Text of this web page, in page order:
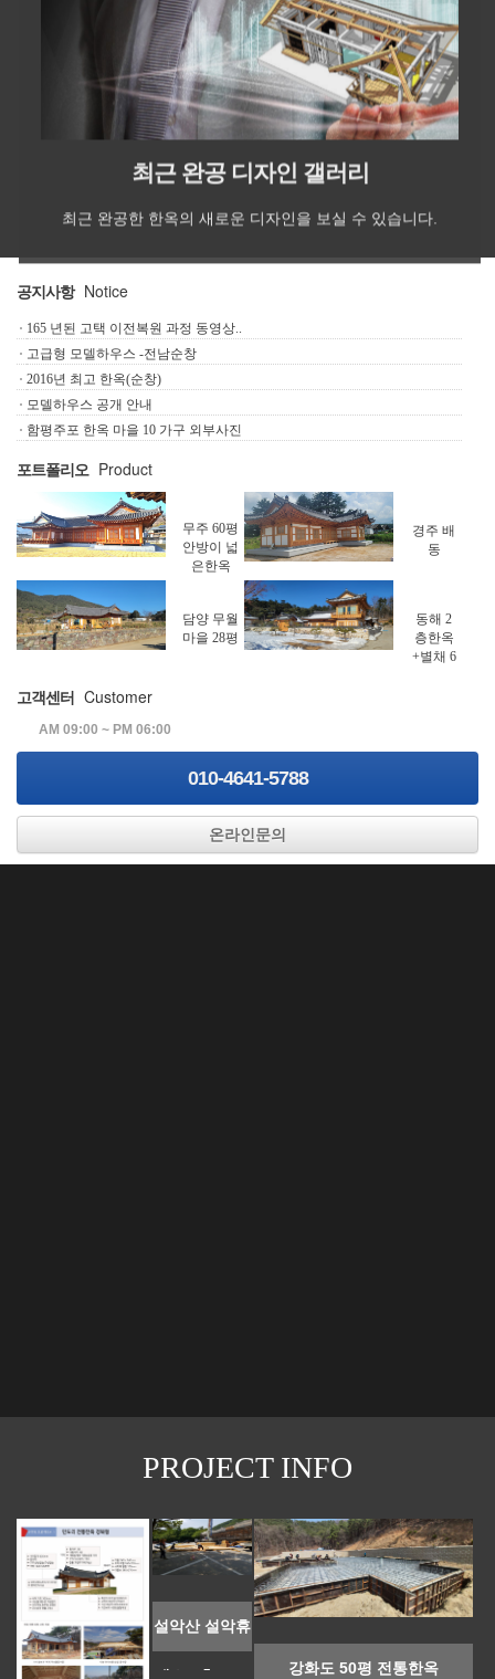
최근 완공 디자인 갤러리
최근 완공한 한옥의 새로운 디자인을 보실 수 있습니다.
공지사항 Notice
165 년된 고택 이전복원 과정 동영상..
고급형 모델하우스 -전남순창
2016년 최고 한옥(순창)
모델하우스 공개 안내
함평주포 한옥 마을 10 가구 외부사진
포트폴리오 Product
무주 60평
안방이 넓
은한옥
경주 배
동
담양 무월
마을 28평
동해 2
층한옥
+별채 6
고객센터 Customer
AM 09:00 ~ PM 06:00
010-4641-5788
온라인문의
PROJECT INFO
설악산 설악휴
강화도 50평 전통한옥